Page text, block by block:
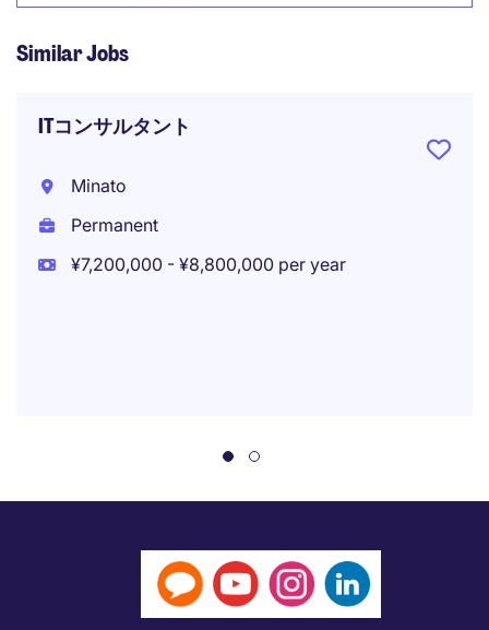
Similar Jobs
ITコンサルタント
Minato
Permanent
¥7,200,000 - ¥8,800,000 per year